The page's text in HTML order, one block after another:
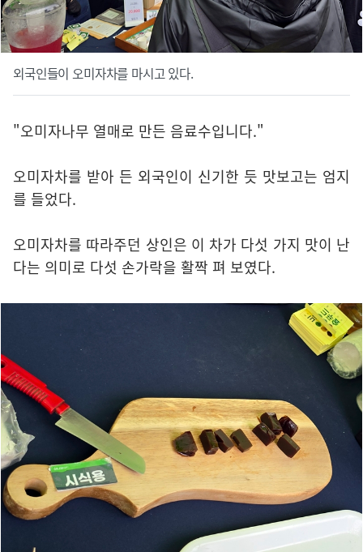
외국인들이 오미자차를 마시고 있다.
"오미자나무 열매로 만든 음료수입니다."
오미자차를 받아 든 외국인이 신기한 듯 맛보고는 엄지
를 들었다.
오미자차를 따라주던 상인은 이 차가 다섯 가지 맛이 난
다는 의미로 다섯 손가락을 활짝 펴 보였다.